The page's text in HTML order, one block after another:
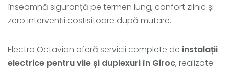
înseamnă siguranță pe termen lung, confort zilnic și
zero intervenții costisitoare după mutare.
Electro Octavian oferă servicii complete de instalații
electrice pentru vile și duplexuri în Giroc, realizate